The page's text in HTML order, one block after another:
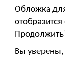
Обложка
Вы уверены,